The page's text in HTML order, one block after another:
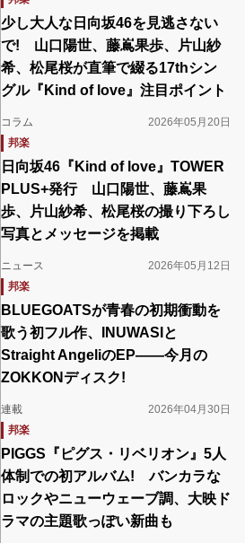
少し大人な日向坂46を見逃さない
で! 山口陽世、藤嶌果歩、片山紗
希、松尾桜が直筆で綴る17thシン
グル『Kind of love』注目ポイント
コラム
2026年05月20日
邦楽
日向坂46『Kind of love』TOWER
PLUS+発行 山口陽世、藤嶌果
歩、片山紗希、松尾桜の撮り下ろし
写真とメッセージを掲載
ニュース
2026年05月12日
邦楽
BLUEGOATSが青春の初期衝動を
歌う初フル作、INUWASIと
Straight AngeliのEP――今月の
ZOKKONディスク!
連載
2026年04月30日
邦楽
PIGGS『ピグス・リベリオン』5人
体制での初アルバム! バンカラな
ロックやニューウェーブ調、大映ド
ラマの主題歌っぽい新曲も